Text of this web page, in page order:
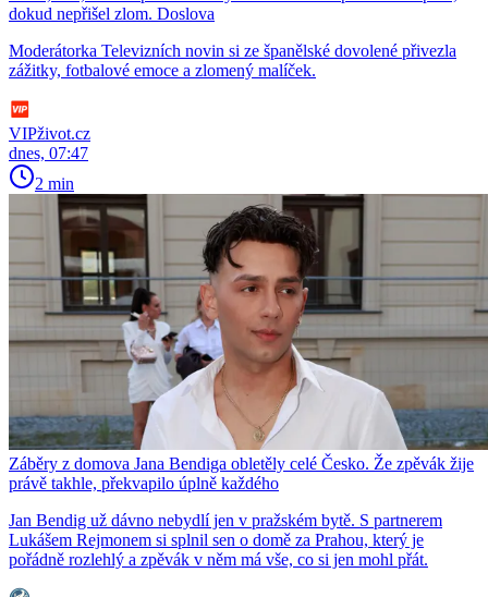
dokud nepřišel zlom. Doslova
Moderátorka Televizních novin si ze španělské dovolené přivezla
zážitky, fotbalové emoce a zlomený malíček.
VIPživot.cz
dnes, 07:47
2 min
Záběry z domova Jana Bendiga obletěly celé Česko. Že zpěvák žije
právě takhle, překvapilo úplně každého
Jan Bendig už dávno nebydlí jen v pražském bytě. S partnerem
Lukášem Rejmonem si splnil sen o domě za Prahou, který je
pořádně rozlehlý a zpěvák v něm má vše, co si jen mohl přát.